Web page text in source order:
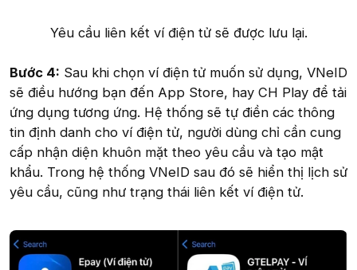
Yêu cầu liên kết ví điện tử sẽ được lưu lại.​
Bước 4: Sau khi chọn ví điện tử muốn sử dụng, VNeID
sẽ điều hướng bạn đến App Store, hay CH Play để tải
ứng dụng tương ứng. Hệ thống sẽ tự điền các thông
tin định danh cho ví điện tử, người dùng chỉ cần cung
cấp nhận diện khuôn mặt theo yêu cầu và tạo mật
khẩu. Trong hệ thống VNeID sau đó sẽ hiển thị lịch sử
yêu cầu, cũng như trạng thái liên kết ví điện tử.